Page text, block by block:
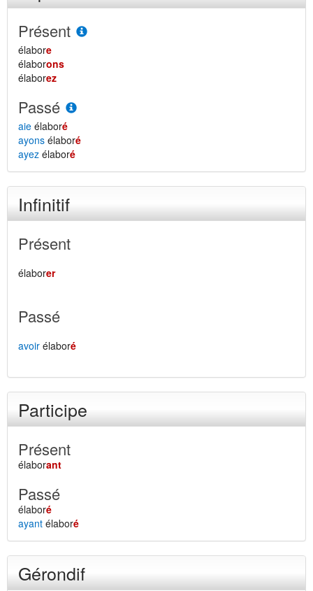
Présent
élabore
élaborons
élaborez
Passé
aie élaboré
ayons élaboré
ayez élaboré
Infinitif
Présent
élaborer
Passé
avoir élaboré
Participe
Présent
élaborant
Passé
élaboré
ayant élaboré
Gérondif